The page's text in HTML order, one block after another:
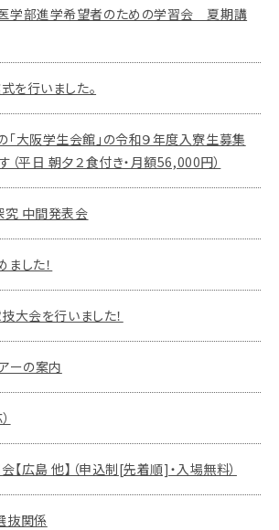
学部進学希望者のための学習会 夏期講
を行いました。
大阪学生会館」の令和９年度入寮生募集
（平日 朝夕２食付き・月額56,000円）
究 中間発表会
した！
会を行いました！
ーの案内
広島 他】（申込制[先着順]・入場無料）
抜関係